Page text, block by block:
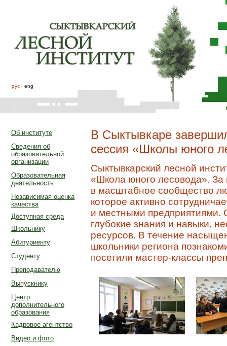
рус | eng
Об институте
Сведения об
образовательной
организации
Образовательная
деятельность
Независимая оценка
качества
Доступная среда
Школьнику
Абитуриенту
Студенту
Преподавателю
Выпускнику
Центр
дополнительного
образования
Кадровое агентство
Видео и фото
В Сыктывкаре
сессия «Школы юного
Сыктывкарский лесной
«Школа юного лесовода».
в масштабное сообщество
которое активно
и местными предприятиями.
глубокие знания и навыки,
ресурсов. В течение
школьники региона
посетили мастер-классы